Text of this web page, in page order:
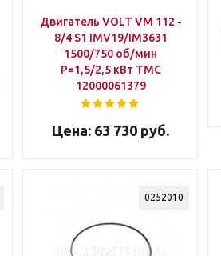
Двигатель VOLT VM 112 -
8/4 S1 IMV19/IM3631
1500/750 об/мин
Р=1,5/2,5 кВт ТМС
12000061379
63 730 руб.
0252010